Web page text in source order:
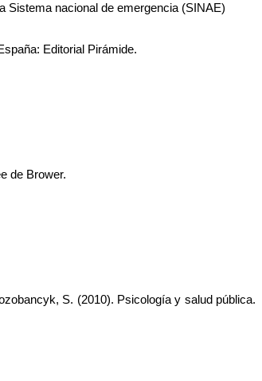
Sistema nacional de emergencia (SINAE)
Editorial Pirámide.
de Brower.
S. (2010). Psicología y salud pública.